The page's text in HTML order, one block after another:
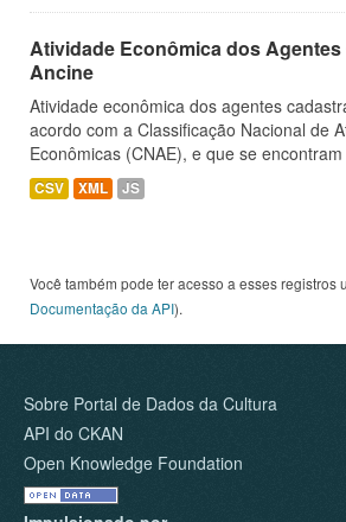
Atividade Econômica dos
Ancine
Atividade econômica dos agentes
acordo com a Classificação Nacional de
Econômicas (CNAE), e que se
CSV XML JS
Você também pode ter acesso a esses registros
Documentação da API).
Sobre Portal de Dados da Cultura
API do CKAN
Open Knowledge Foundation